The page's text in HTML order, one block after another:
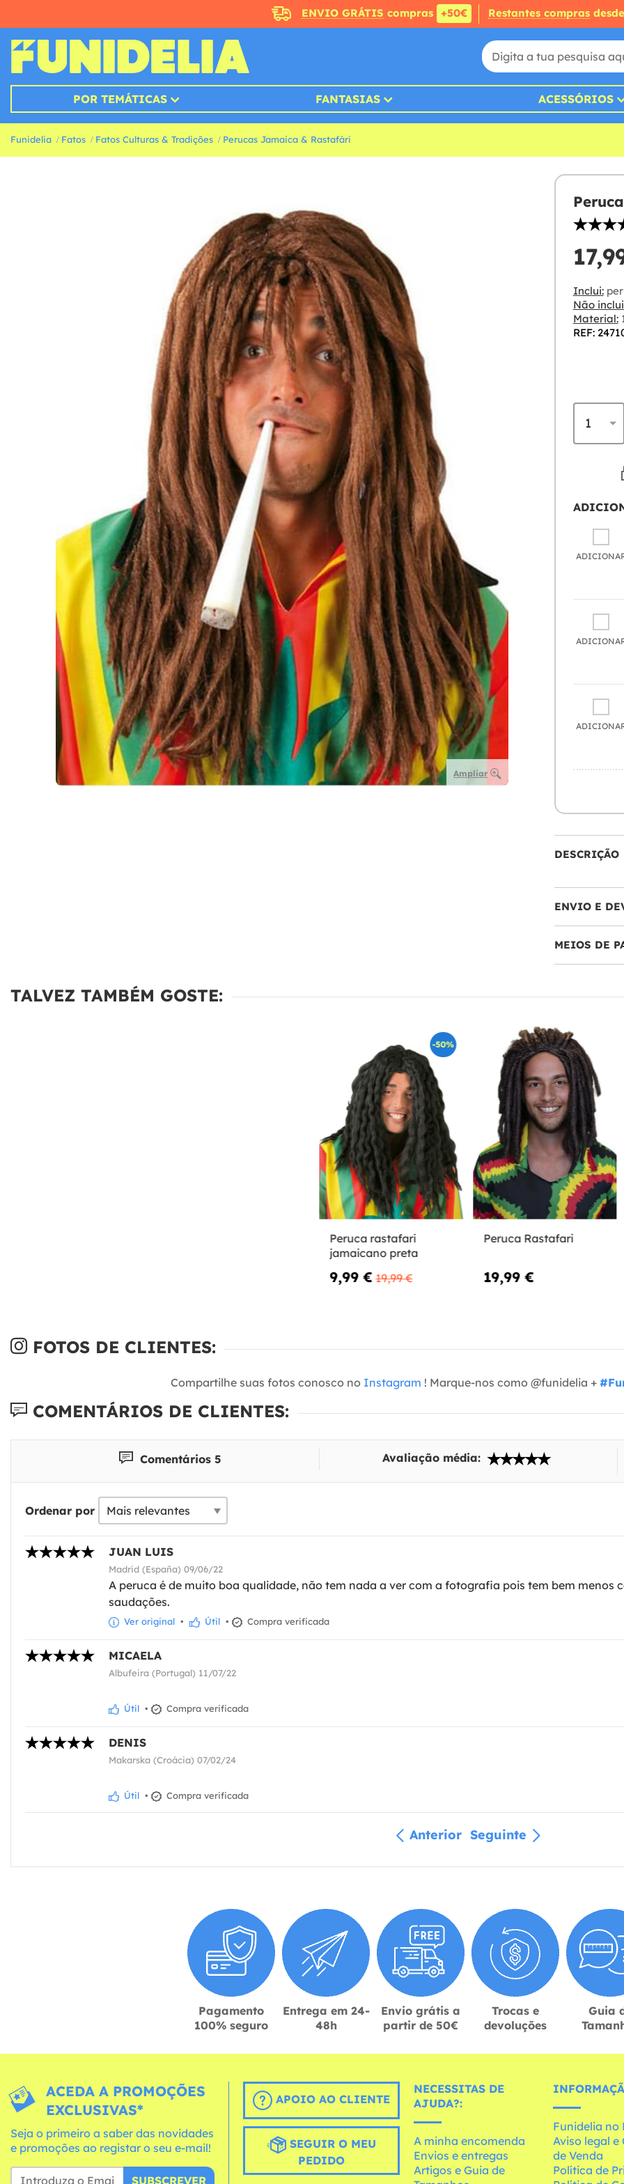
ENVIO GRÁTIS compras +50€ Restantes compras desde
POR TEMÁTICAS FANTASIAS ACESSÓRIOS
Funidelia Fatos Fatos Culturas & Tradições Perucas Jamaica & Rastafári
Ampliar
Inclui:
Não
Material:
REF:
DESCRIÇÃO
ENVIO E
MEIOS DE
TALVEZ TAMBÉM GOSTE:
-50%
Peruca rastafari
jamaicano preta
9,99 € 19,99 €
Peruca Rastafari
19,99 €
FOTOS DE CLIENTES:
Compartilhe suas fotos conosco no Instagram ! Marque-nos como @funidelia +
COMENTÁRIOS DE CLIENTES:
Comentários 5 Avaliação média:
Ordenar por
JUAN LUIS
Madrid (España) 09/06/22
A peruca é de muito boa qualidade, não tem nada a ver com a fotografia pois tem bem menos
saudações.
Ver original • Útil • Compra verificada
MICAELA
Albufeira (Portugal) 11/07/22
Útil • Compra verificada
DENIS
Makarska (Croácia) 07/02/24
Útil • Compra verificada
Anterior Seguinte
Pagamento
100% seguro
Entrega em 24-
48h
Envio grátis a
partir de 50€
Trocas e
devoluções
Guia
ACEDA A PROMOÇÕES
EXCLUSIVAS*
Seja o primeiro a saber das novidades
e promoções ao registar o seu e-mail!
SUBSCREVER
APOIO AO CLIENTE
SEGUIR O MEU
PEDIDO
NECESSITAS DE
AJUDA?:
A minha encomenda
Envios e entregas
Artigos e Guia de
Funidelia no
Aviso legal e
de Venda
Política de